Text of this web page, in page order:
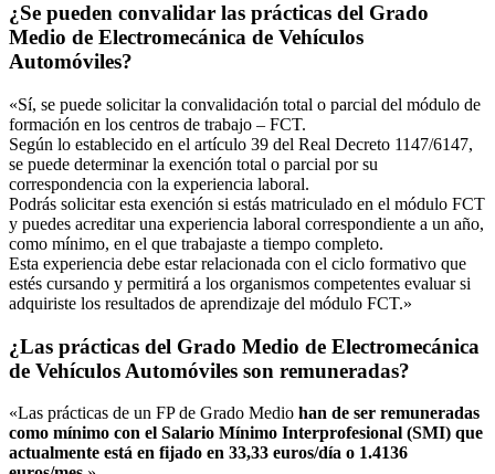
¿Se pueden convalidar las prácticas del Grado
Medio de Electromecánica de Vehículos
Automóviles?
«Sí, se puede solicitar la convalidación total o parcial del módulo de
formación en los centros de trabajo – FCT.
Según lo establecido en el artículo 39 del Real Decreto 1147/6147,
se puede determinar la exención total o parcial por su
correspondencia con la experiencia laboral.
Podrás solicitar esta exención si estás matriculado en el módulo FCT
y puedes acreditar una experiencia laboral correspondiente a un año,
como mínimo, en el que trabajaste a tiempo completo.
Esta experiencia debe estar relacionada con el ciclo formativo que
estés cursando y permitirá a los organismos competentes evaluar si
adquiriste los resultados de aprendizaje del módulo FCT.»
¿Las prácticas del Grado Medio de Electromecánica
de Vehículos Automóviles son remuneradas?
«Las prácticas de un FP de Grado Medio han de ser remuneradas
como mínimo con el Salario Mínimo Interprofesional (SMI) que
actualmente está en fijado en 33,33 euros/día o 1.4136